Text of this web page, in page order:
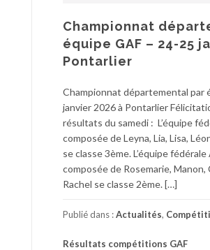
Championnat
équipe GAF – 24-25
Pontarlier
Championnat départemental par
janvier 2026 à Pontarlier
résultats du samedi : L’équipe
composée de Leyna, Lia, Lisa,
se classe 3ème. L’équipe
composée de Rosemarie, Manon,
Rachel se classe 2ème. […]
Publié dans :Actualités,
Résultats compétitions GAF